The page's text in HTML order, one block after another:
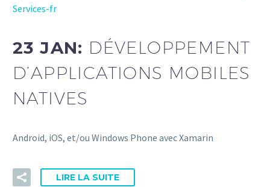
Services-fr
23 JAN: DÉVELOPPEMENT
D’APPLICATIONS MOBILES
NATIVES
Android, iOS, et/ou Windows Phone avec Xamarin
LIRE LA SUITE